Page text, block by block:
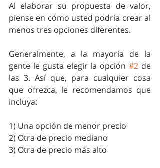
Al elaborar su propuesta de valor,
piense en cómo usted podría crear al
menos tres opciones diferentes.
Generalmente, a la mayoría de la
gente le gusta elegir la opción #2 de
las 3. Así que, para cualquier cosa
que ofrezca, le recomendamos que
incluya:
1) Una opción de menor precio
2) Otra de precio mediano
3) Otra de precio más alto